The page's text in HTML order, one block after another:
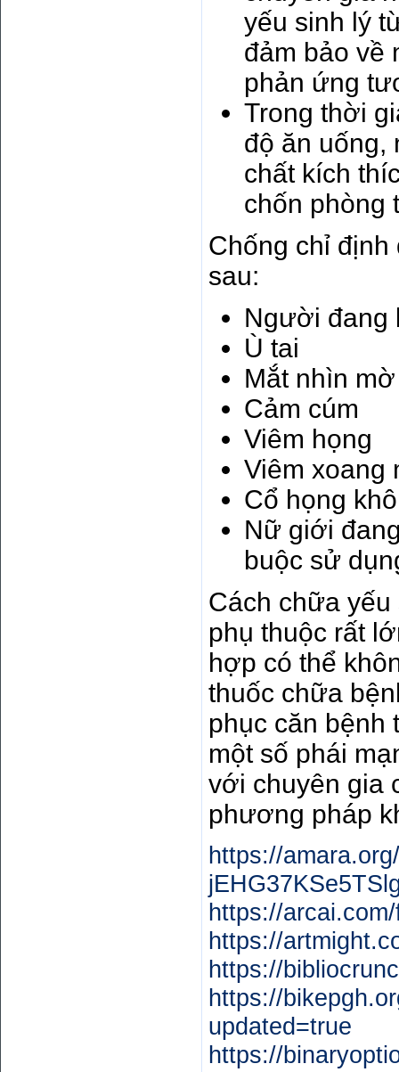
yếu sinh lý
đảm bảo về
phản ứng
Trong thời
độ ăn uống,
chất kích
chốn phòng
Chống chỉ
sau:
Người đang
Ù tai
Mắt nhìn mờ
Cảm cúm
Viêm họng
Viêm xoang
Cổ họng khô
Nữ giới
buộc sử
Cách chữa
phụ thuộc rất
hợp có thể
thuốc chữa
phục căn bệnh
một số phái
với chuyên gia
phương pháp
https://
https://
https://
https://
https://
updated=true
https://